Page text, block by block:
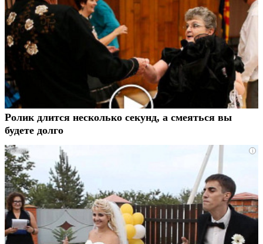
Ролик длится несколько секунд, а смеяться вы
будете долго
i